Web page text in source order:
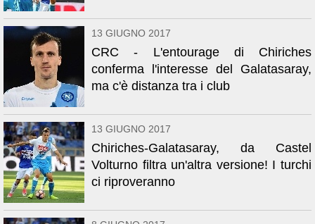
13 GIUGNO 2017
CRC - L'entourage di Chiriches
conferma l'interesse del Galatasaray,
ma c'è distanza tra i club
13 GIUGNO 2017
Chiriches-Galatasaray, da Castel
Volturno filtra un'altra versione! I turchi
ci riproveranno